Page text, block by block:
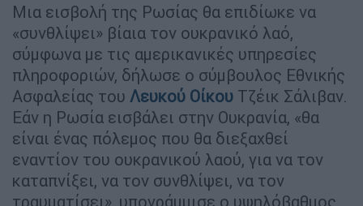
Μια εισβολή της Ρωσίας θα επιδίωκε να
«συνθλίψει» βίαια τον ουκρανικό λαό,
σύμφωνα με τις αμερικανικές υπηρεσίες
πληροφοριών, δήλωσε ο σύμβουλος Εθνικής
Ασφαλείας του Λευκού Οίκου Τζέικ Σάλιβαν.
Εάν η Ρωσία εισβάλει στην Ουκρανία, «θα
είναι ένας πόλεμος που θα διεξαχθεί
εναντίον του ουκρανικού λαού, για να τον
καταπνίξει, να τον συνθλίψει, να τον
τραυματίσει», υπογράμμισε ο υψηλόβαθμος